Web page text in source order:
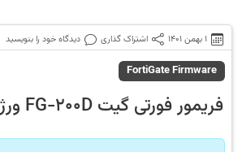
1 بهمن 1401 اشتراک گذاری دیدگاه خود را بنویسید
FortiGate Firmware
فریمور فورتی گیت FG-200D ورژن 5.6.7